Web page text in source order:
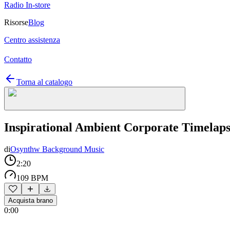
Radio In-store
RisorseBlog
Centro assistenza
Contatto
Torna al catalogo
Inspirational Ambient Corporate
diOsynthw Background Music
2:20
109 BPM
Acquista brano
0:00